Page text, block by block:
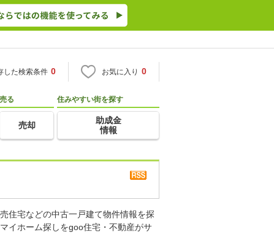
した検索条件 0 お気に入り 0
売る
売却
住みやすい街を探す
助成金
情報
住宅などの中古一戸建て物件情報を探
イホーム探しをgoo住宅・不動産がサ